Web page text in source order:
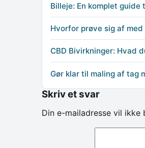
Billeje: En komplet
Hvorfor prøve sig af
CBD Bivirkninger: Hvad
Gør klar til maling af tag
Skriv et svar
Din e-mailadresse vil ikke